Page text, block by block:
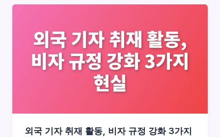
외국 기자 취재 활동, 비자 규정 강화 3가지